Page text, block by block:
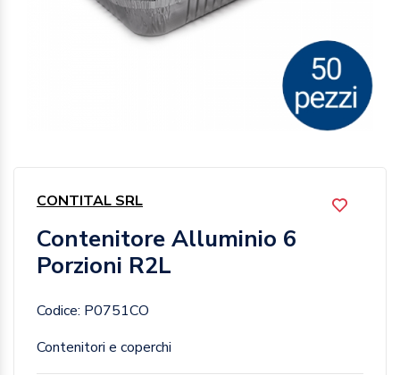
CONTITAL SRL
Contenitore Alluminio 6
Porzioni R2L
Codice: P0751CO
Contenitori e coperchi